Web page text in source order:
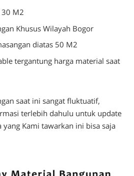
M2
Khusus Wilayah Bogor
diatas 50 M2
tergantung harga material saat
saat ini sangat fluktuatif,
terlebih dahulu untuk update
yang Kami tawarkan ini bisa saja